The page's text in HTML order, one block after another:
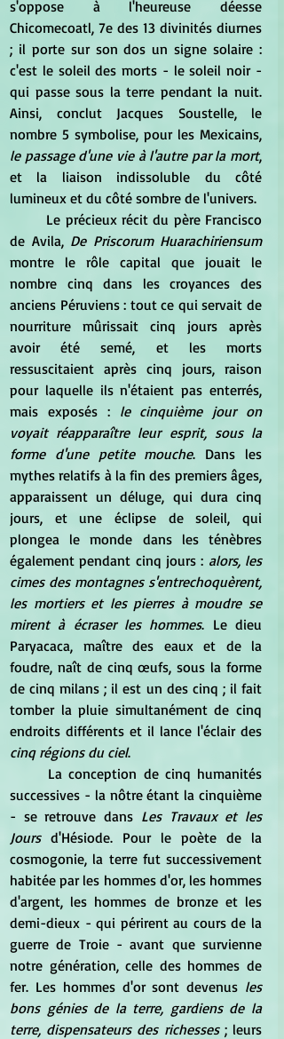
s'oppose à l'heureuse déesse
Chicomecoatl, 7e des 13 divinités diurnes
; il porte sur son dos un signe solaire :
c'est le soleil des morts - le soleil noir -
qui passe sous la terre pendant la nuit.
Ainsi, conclut Jacques Soustelle, le
le passage d'une vie à l'autre par la mort,
et la liaison indissoluble du côté
lumineux et du côté sombre de l'univers.
de Avila, De Priscorum Huarachiriensum
montre le rôle capital que jouait le
nombre cinq dans les croyances des
anciens Péruviens : tout ce qui servait de
nourriture mûrissait cinq jours après
avoir été semé, et les morts
ressuscitaient après cinq jours, raison
pour laquelle ils n'étaient pas enterrés,
mais exposés : le cinquième jour on
voyait réapparaître leur esprit, sous la
forme d'une petite mouche. Dans les
mythes relatifs à la fin des premiers âges,
apparaissent un déluge, qui dura cinq
jours, et une éclipse de soleil, qui
plongea le monde dans les ténèbres
également pendant cinq jours : alors, les
cimes des montagnes s'entrechoquèrent,
les mortiers et les pierres à moudre se
mirent à écraser les hommes. Le dieu
Paryacaca, maître des eaux et de la
foudre, naît de cinq œufs, sous la forme
de cinq milans ; il est un des cinq ; il fait
tomber la pluie simultanément de cinq
cinq régions du ciel.
successives - la nôtre étant la cinquième
- se retrouve dans Les Travaux et les
Jours d'Hésiode. Pour le poète de la
cosmogonie, la terre fut successivement
habitée par les hommes d'or, les hommes
d'argent, les hommes de bronze et les
demi-dieux - qui périrent au cours de la
guerre de Troie - avant que survienne
notre génération, celle des hommes de
fer. Les hommes d'or sont devenus les
bons génies de la terre, gardiens de la
terre, dispensateurs des richesses ; leurs